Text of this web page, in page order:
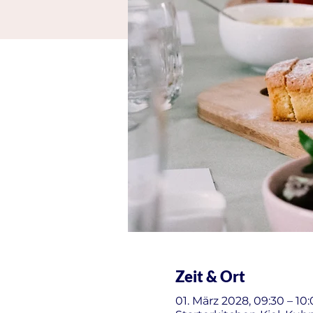
Zeit & Ort
01. März 2028, 09:30 –